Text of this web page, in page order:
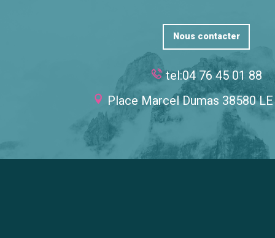
Nous contacter
tel:04 76 45 01 88
Place Marcel Dumas 38580 LE